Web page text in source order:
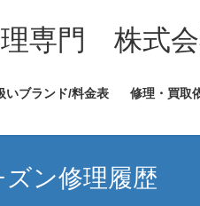
専門 株式
いブランド/料金表 修理・買取
ズン修理履歴